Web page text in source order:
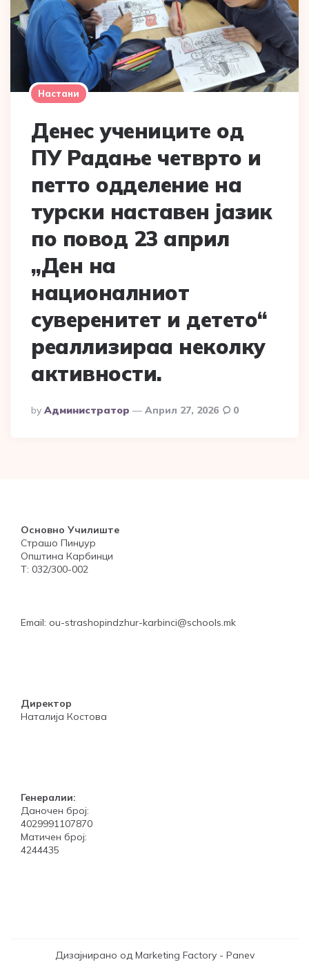
Настани
Денес учениците од
ПУ Радање четврто и
петто одделение на
турски наставен јазик
по повод 23 април
„Ден на
националниот
суверенитет и детето“
реаллизираа неколку
активности.
Posted
By
By Администратор Април 27, 2026 0
Основно Училиште
Страшо Пинџур
Општина Карбинци
Т: 032/300-002
Email: ou-strashopindzhur-karbinci@schools.mk
Директор
Наталија Костова
Генералии:
Даночен број:
4029991107870
Матичен број:
4244435
Дизајнирано од Marketing Factory - Panev